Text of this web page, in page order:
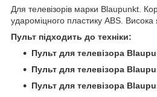
Для телевізорів марки Blaupunkt.
удароміцного пластику ABS. Висока
Пульт підходить до техніки:
Пульт для телевізора
Пульт для телевізора
Пульт для телевізора